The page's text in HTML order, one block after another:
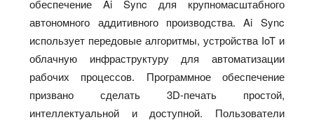
обеспечение Ai Sync для крупномасштабного
автономного аддитивного производства. Ai Sync
использует передовые алгоритмы, устройства IoT и
облачную инфраструктуру для автоматизации
рабочих процессов. Программное обеспечение
призвано сделать 3D-печать простой,
интеллектуальной и доступной. Пользователи